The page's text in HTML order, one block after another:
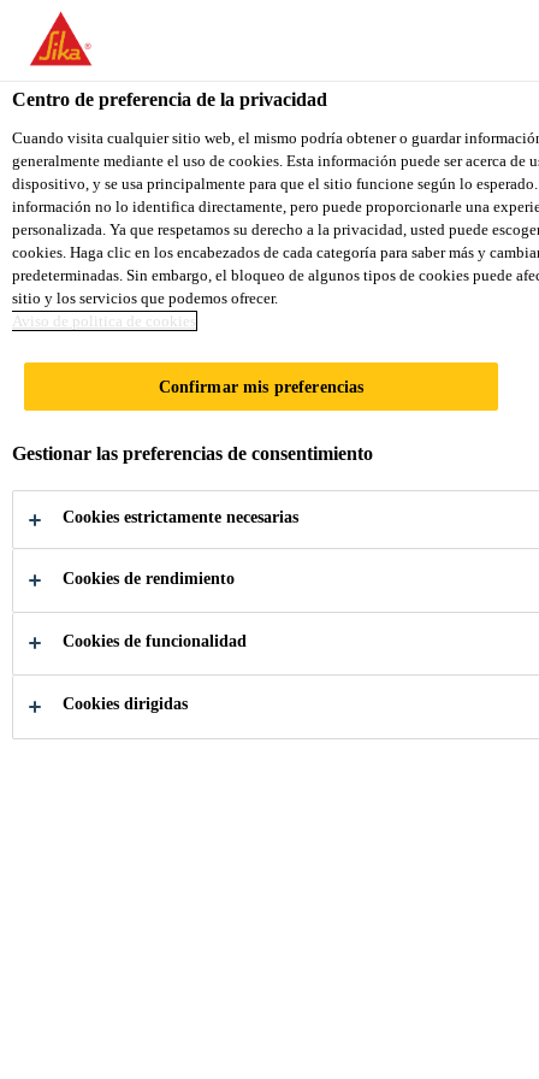
You are accessing "Sika Ecuador", it seems you are accessing it
We have a dedicated website for your country.
TO SIKA
USA
STAY ON THE SIKA ECUADOR
WEBSITE
Sika Ecuador
MUROS DE
CONTENCIÓN
de muros de contención
Construcción ... Muros de Contención
Centro de preferencia de la privacidad
Cuando visita cualquier sitio web, el mismo podría obtener o guardar
generalmente mediante el uso de cookies. Esta información puede ser acerca de
dispositivo, y se usa principalmente para que el sitio funcione según lo
información no lo identifica directamente, pero puede proporcionarle una
personalizada. Ya que respetamos su derecho a la privacidad, usted puede
cookies. Haga clic en los encabezados de cada categoría para saber más y
predeterminadas. Sin embargo, el bloqueo de algunos tipos de cookies puede
sitio y los servicios que podemos ofrecer.
Aviso de politica de cookies
Confirmar mis preferencias
Gestionar las preferencias de consentimiento
Cookies estrictamente necesarias
Cookies de rendimiento
Cookies de funcionalidad
Cookies dirigidas